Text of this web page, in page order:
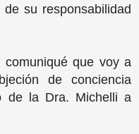
su responsabilidad
que voy a
de conciencia
de la Dra. Michelli a